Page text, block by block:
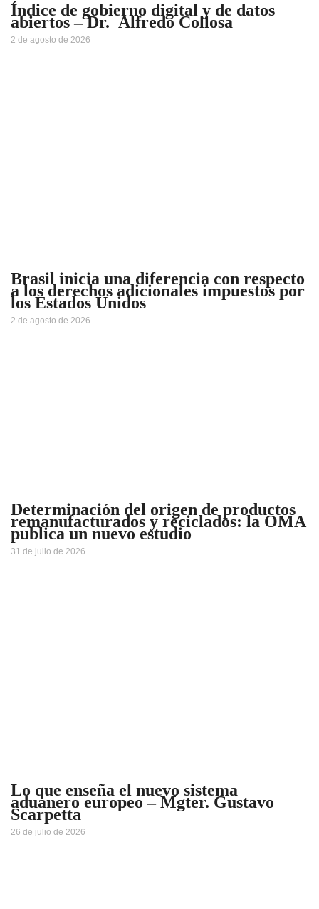
Índice de gobierno digital y de datos
abiertos – Dr. Alfredo Collosa
2 de agosto de 2026
Brasil inicia una diferencia con respecto
a los derechos adicionales impuestos por
los Estados Unidos
2 de agosto de 2026
Determinación del origen de productos
remanufacturados y reciclados: la OMA
publica un nuevo estudio
31 de julio de 2026
Lo que enseña el nuevo sistema
aduanero europeo – Mgter. Gustavo
Scarpetta
26 de julio de 2026